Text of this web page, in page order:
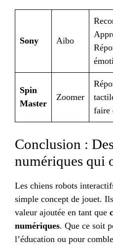
Sony Aibo
Spin
Master
Zoomer
faire
Conclusion :
numériques qui
Les chiens robots
simple concept de jouet.
valeur ajoutée en tant que
numériques. Que ce soit
l’éducation ou pour